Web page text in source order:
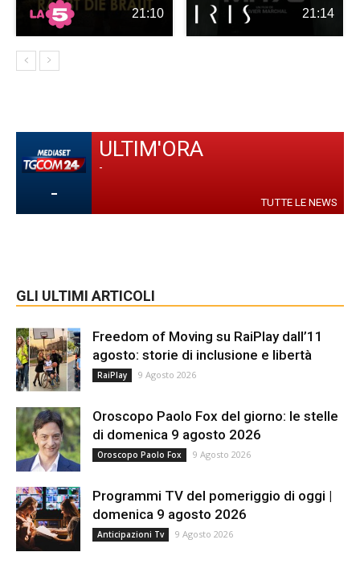
21:10 21:14
-
ULTIM'ORA
-
TUTTE LE NEWS
GLI ULTIMI ARTICOLI
Freedom of Moving su RaiPlay dall’11
agosto: storie di inclusione e libertà
RaiPlay 9 Agosto 2026
Oroscopo Paolo Fox del giorno: le stelle
di domenica 9 agosto 2026
Oroscopo Paolo Fox 9 Agosto 2026
Programmi TV del pomeriggio di oggi |
domenica 9 agosto 2026
Anticipazioni Tv 9 Agosto 2026